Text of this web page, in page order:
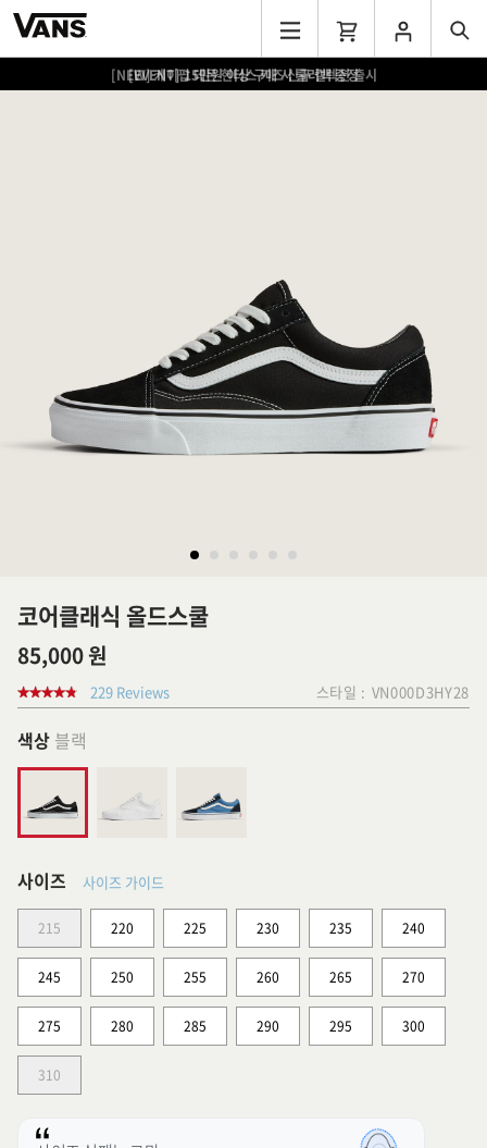
[EVENT] 15만원 이상 구매 시 쿨러백 증정
코어클래식 올드스쿨
85,000 원
229 Reviews 스타일 : VN000D3HY28
색상 블랙
사이즈 사이즈 가이드
215 220 225 230 235 240
245 250 255 260 265 270
275 280 285 290 295 300
310